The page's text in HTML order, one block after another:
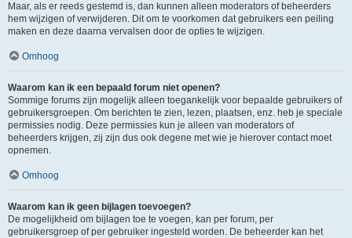
Maar, als er reeds gestemd is, dan kunnen alleen moderators of beheerders
hem wijzigen of verwijderen. Dit om te voorkomen dat gebruikers een peiling
maken en deze daarna vervalsen door de opties te wijzigen.
Omhoog
Waarom kan ik een bepaald forum niet openen?
Sommige forums zijn mogelijk alleen toegankelijk voor bepaalde gebruikers of
gebruikersgroepen. Om berichten te zien, lezen, plaatsen, enz. heb je speciale
permissies nodig. Deze permissies kun je alleen van moderators of
beheerders krijgen, zij zijn dus ook degene met wie je hierover contact moet
opnemen.
Omhoog
Waarom kan ik geen bijlagen toevoegen?
De mogelijkheid om bijlagen toe te voegen, kan per forum, per
gebruikersgroep of per gebruiker ingesteld worden. De beheerder kan het